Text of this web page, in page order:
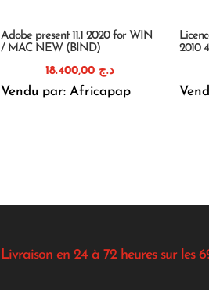
Adobe present 11.1 2020 for WIN
/ MAC NEW (BIND)
د.ج
Vendu par: Africapap
2010
Livraison en 24 à 72 heures sur les